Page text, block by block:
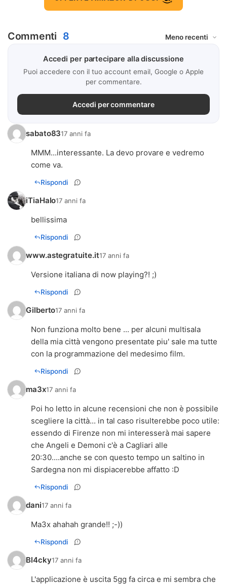
Commenti 8
Accedi per partecipare alla discussione
Puoi accedere con il tuo account email, Google o Apple
per commentare.
Accedi per commentare
sabato8317 anni fa
MMM...interessante. La devo provare e vedremo
come va.
Rispondi
iTiaHalo17 anni fa
bellissima
Rispondi
www.astegratuite.it17 anni fa
Versione italiana di now playing?! ;)
Rispondi
Gilberto17 anni fa
Non funziona molto bene ... per alcuni multisala
della mia città vengono presentate piu' sale ma tutte
con la programmazione del medesimo film.
Rispondi
ma3x17 anni fa
Poi ho letto in alcune recensioni che non è possibile
scegliere la città... in tal caso risulterebbe poco utile:
essendo di Firenze non mi interesserà mai sapere
che Angeli e Demoni c'è a Cagliari alle
20:30....anche se con questo tempo un saltino in
Sardegna non mi dispiacerebbe affatto :D
Rispondi
dani17 anni fa
Ma3x ahahah grande!! ;-))
Rispondi
Bl4cky17 anni fa
L'applicazione è uscita 5gg fa circa e mi sembra che